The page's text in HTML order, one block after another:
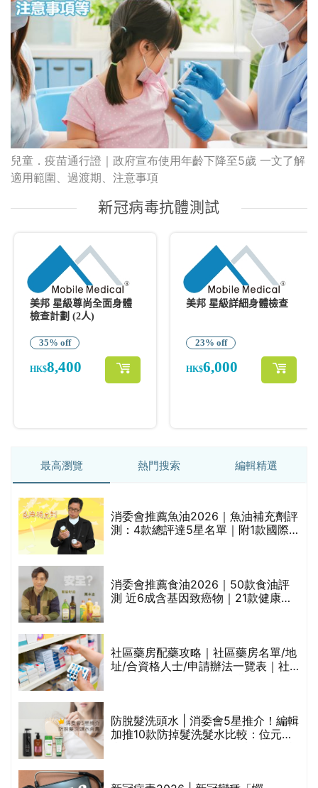
兒童．疫苗通行證｜政府宣布使用年齡下降至5歲 一文了解
適用範圍、過渡期、注意事項
最高瀏覽 熱門搜索 編輯精選
消委會推薦魚油2026｜魚油補充劑評
測：4款總評達5星名單｜附1款國際
消委會推薦食油2026｜50款食油評
測 近6成含基因致癌物｜21款健康煮
社區藥房配藥攻略｜社區藥房名單/地
址/合資格人士/申請辦法一覽表｜社
防脫髮洗頭水 | 消委會5星推介！編輯
加推10款防掉髮洗髮水比較：位元